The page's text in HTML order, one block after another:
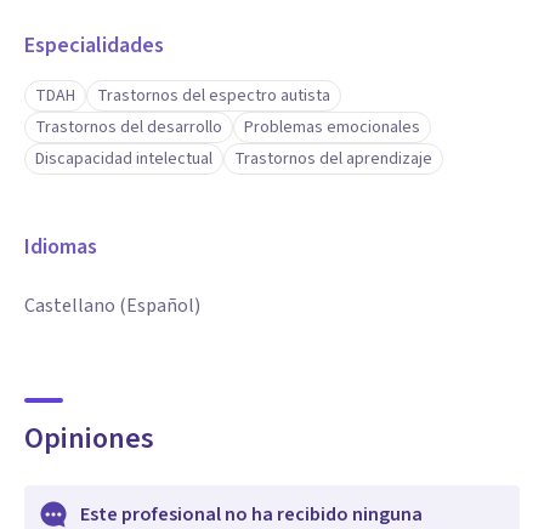
Especialidades
TDAH
Trastornos del espectro autista
Trastornos del desarrollo
Problemas emocionales
Discapacidad intelectual
Trastornos del aprendizaje
Idiomas
Castellano (Español)
Opiniones
Este profesional no ha recibido ninguna